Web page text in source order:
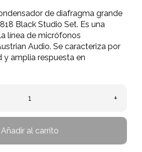
de diafragma grande
Black Studio Set. Es una
línea de micrófonos
Audio. Se caracteriza por
y amplia respuesta en
+
Añadir al carrito